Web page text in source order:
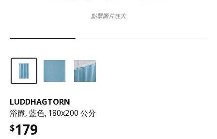
LUDDHAGTORN
浴簾, 藍色, 180x200 公分
$179
點擊圖片放大